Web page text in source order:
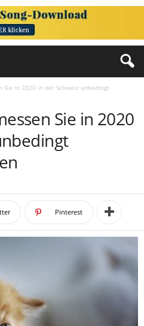
Sie in 2020 in der Schweiz unbedingt
Sie in 2020
Pinterest